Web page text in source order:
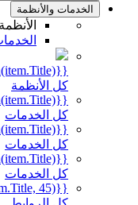
الخدمات والأنظمة
{{mmc.getCurrentTranslation(item.Title)}}
كل الأنظمة
{{mmc.getCurrentTranslation(item.Title)}}
كل الخدمات
{{mmc.getCurrentTranslation(item.Title)}}
كل الخدمات
{{mmc.getCurrentTranslation(item.Title)}}
كل الخدمات
{{mmc.getTrimmedTranslation(item.Title, 45)}}